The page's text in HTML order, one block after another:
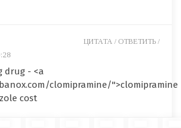
drug - <a
clomipramine/">clomipramine
cost
ЦИТАТА / ОТВЕТИТЬ /